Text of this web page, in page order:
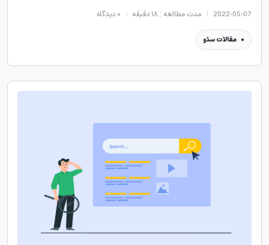
2022-05-07 مدت مطالعه : ۱۸ دقیقه ۰دیدگاه
مقالات سئو